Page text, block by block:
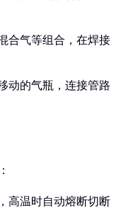
合气等组合，在焊接
动的气瓶，连接管路
高温时自动熔断切断